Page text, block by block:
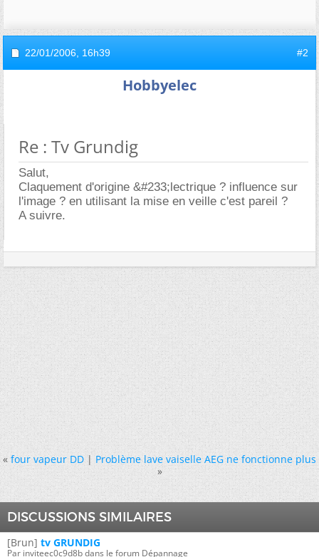
22/01/2006, 16h39 #2
Hobbyelec
Re : Tv Grundig
Salut,
Claquement d'origine &#233;lectrique ? influence sur
l'image ? en utilisant la mise en veille c'est pareil ?
A suivre.
« four vapeur DD|Problème lave vaiselle AEG ne fonctionne plus
»
DISCUSSIONS SIMILAIRES
[Brun] tv GRUNDIG
Par inviteec0c9d8b dans le forum Dépannage